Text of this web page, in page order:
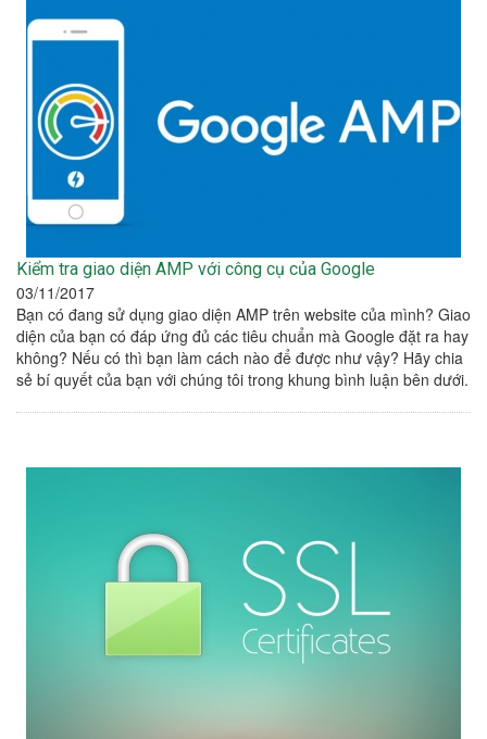
Kiểm tra giao diện AMP với công cụ của Google
03/11/2017
Bạn có đang sử dụng giao diện AMP trên website của mình? Giao
diện của bạn có đáp ứng đủ các tiêu chuẩn mà Google đặt ra hay
không? Nếu có thì bạn làm cách nào để được như vậy? Hãy chia
sẻ bí quyết của bạn với chúng tôi trong khung bình luận bên dưới.